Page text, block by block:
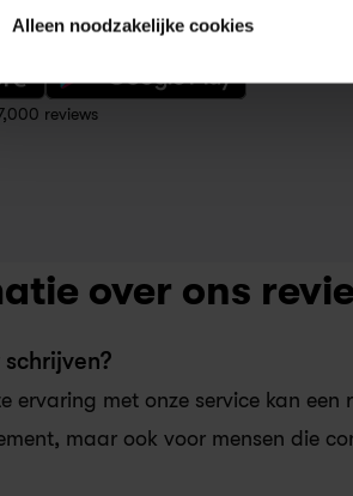
Alleen noodzakelijke cookies
je facturen. Alles op één plek.
reviews
over ons
ervaring met onze service kan
maar ook voor mensen die